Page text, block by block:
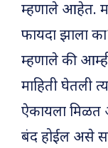
म्हणाले आहेत.
फायदा झाला
म्हणाले की
माहिती घेतली
ऐकायला
बंद होईल असे